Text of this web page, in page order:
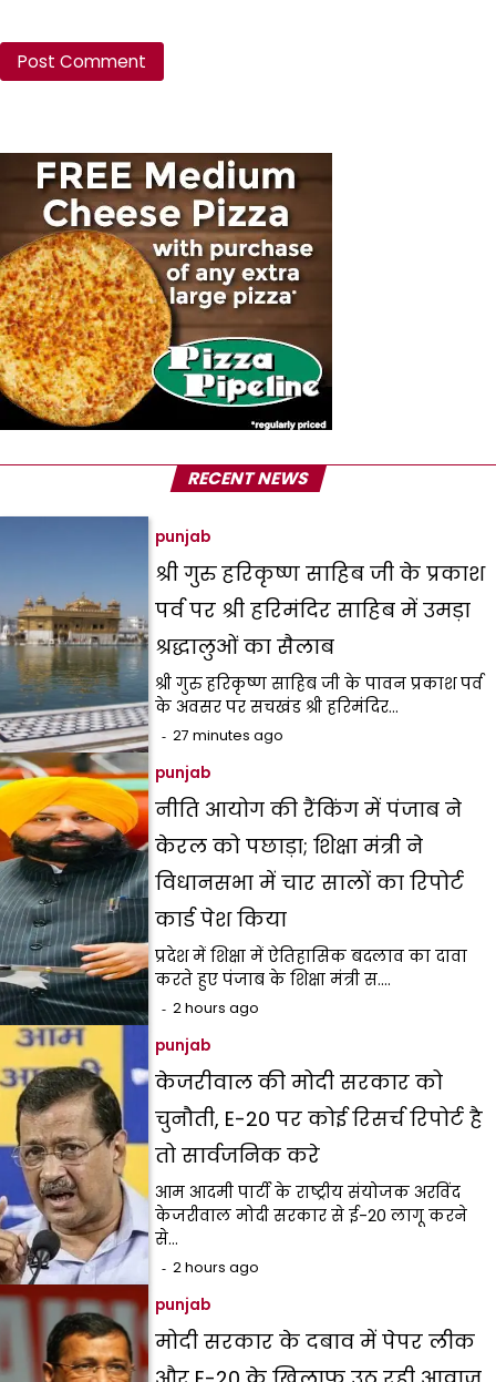
RECENT NEWS
punjab
श्री गुरु हरिकृष्ण साहिब जी के प्रकाश
पर्व पर श्री हरिमंदिर साहिब में उमड़ा
श्रद्धालुओं का सैलाब
श्री गुरु हरिकृष्ण साहिब जी के पावन प्रकाश पर्व
के अवसर पर सचखंड श्री हरिमंदिर…
27 minutes ago
punjab
नीति आयोग की रैंकिंग में पंजाब ने
केरल को पछाड़ा; शिक्षा मंत्री ने
विधानसभा में चार सालों का रिपोर्ट
कार्ड पेश किया
प्रदेश में शिक्षा में ऐतिहासिक बदलाव का दावा
करते हुए पंजाब के शिक्षा मंत्री स.…
2 hours ago
punjab
केजरीवाल की मोदी सरकार को
चुनौती, E-20 पर कोई रिसर्च रिपोर्ट है
तो सार्वजनिक करे
आम आदमी पार्टी के राष्ट्रीय संयोजक अरविंद
केजरीवाल मोदी सरकार से ई-20 लागू करने
से…
2 hours ago
punjab
मोदी सरकार के दबाव में पेपर लीक